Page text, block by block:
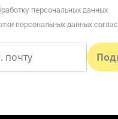
персональных данных
персональных данных